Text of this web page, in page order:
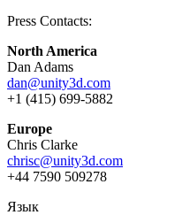
Press Contacts:
North America
Dan Adams
dan@unity3d.com
+1 (415) 699-5882
Europe
Chris Clarke
chrisc@unity3d.com
+44 7590 509278
Язык